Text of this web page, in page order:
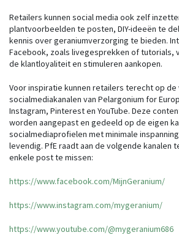
Retailers kunnen social media ook zelf
plantvoorbeelden te posten, DIY-ideeën te
kennis over geraniumverzorging te bieden.
Facebook, zoals livegesprekken of tutorials,
de klantloyaliteit en stimuleren aankopen.
Voor inspiratie kunnen retailers terecht op
socialmediakanalen van Pelargonium for
Instagram, Pinterest en YouTube. Deze
worden aangepast en gedeeld op de eigen
socialmediaprofielen met minimale
levendig. PfE raadt aan de volgende kanalen
enkele post te missen:
https://www.facebook.com/MijnGeranium/
https://www.instagram.com/mygeranium/
https://www.youtube.com/@mygeranium686